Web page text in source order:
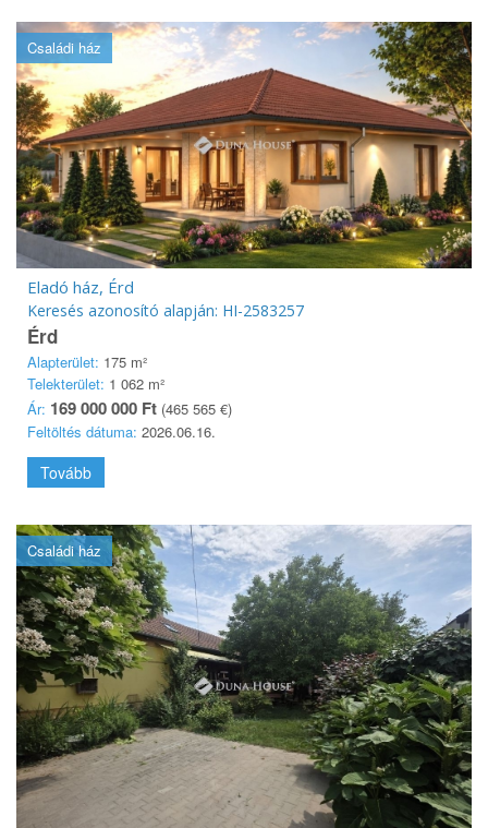
Családi ház
Eladó ház, Érd
Keresés azonosító alapján: HI-2583257
Érd
Alapterület: 175 m²
Telekterület: 1 062 m²
Ár: 169 000 000 Ft (465 565 €)
Feltöltés dátuma: 2026.06.16.
Tovább
Családi ház